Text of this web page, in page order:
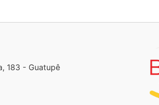
183 - Guatupê